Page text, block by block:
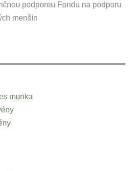
podporou Fondu na podporu
menšín
munka